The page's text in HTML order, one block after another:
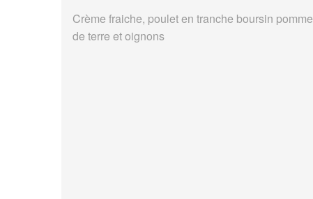
Crème fraiche, poulet en tranche boursin pomme
de terre et oignons